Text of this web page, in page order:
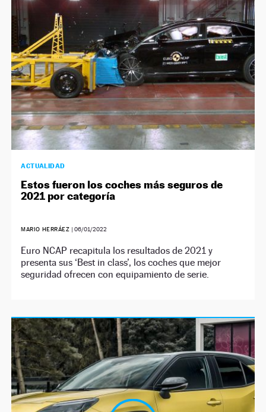
ACTUALIDAD
Estos fueron los coches más seguros de
2021 por categoría
MARIO HERRÁEZ | 06/01/2022
Euro NCAP recapitula los resultados de 2021 y
presenta sus ‘Best in class’, los coches que mejor
seguridad ofrecen con equipamiento de serie.